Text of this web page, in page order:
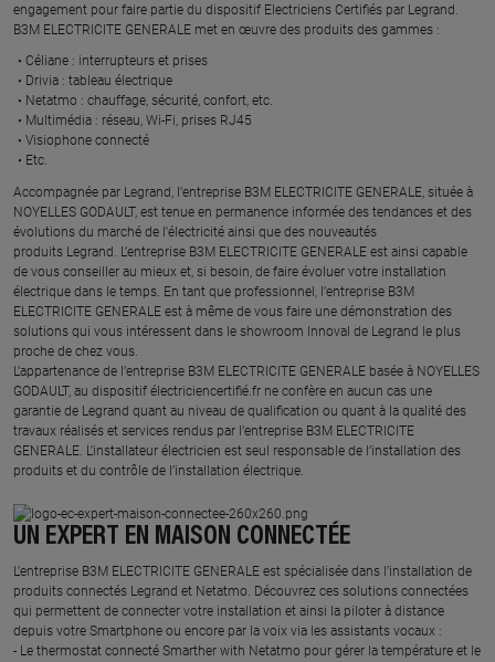
engagement pour faire partie du dispositif Electriciens Certifiés par Legrand​.
B3M ELECTRICITE GENERALE met en œuvre des produits des gammes : ​
Céliane : interrupteurs et prises ​
Drivia : tableau électrique ​
Netatmo : chauffage, sécurité, confort, etc.​
Multimédia : réseau, Wi-Fi, prises RJ45​
Visiophone connecté​
Etc.​
​Accompagnée par Legrand, l’entreprise B3M ELECTRICITE GENERALE, située à
NOYELLES GODAULT, est tenue en permanence informée des tendances et des
évolutions du marché de l'électricité ainsi que des nouveautés
produits Legrand. L’entreprise B3M ELECTRICITE GENERALE est ainsi capable
de vous conseiller au mieux et, si besoin, de faire évoluer votre installation
électrique dans le temps. En tant que professionnel, l’entreprise B3M
ELECTRICITE GENERALE est à même de vous faire une démonstration des
solutions qui vous intéressent dans le showroom Innoval de Legrand le plus
proche de chez vous.​
L’appartenance de l’entreprise B3M ELECTRICITE GENERALE basée à NOYELLES
GODAULT, au dispositif électriciencertifié.fr ne confère en aucun cas une
garantie de Legrand quant au niveau de qualification ou quant à la qualité des
travaux réalisés et services rendus par l’entreprise B3M ELECTRICITE
GENERALE. L’installateur électricien est seul responsable de l’installation des
produits et du contrôle de l’installation électrique.
UN EXPERT EN MAISON CONNECTÉE
L’entreprise B3M ELECTRICITE GENERALE est spécialisée dans l’installation de
produits connectés Legrand et Netatmo. Découvrez ces solutions connectées
qui permettent de connecter votre installation et ainsi la piloter à distance
depuis votre Smartphone ou encore par la voix via les assistants vocaux :
- Le thermostat connecté Smarther with Netatmo pour gérer la température et le